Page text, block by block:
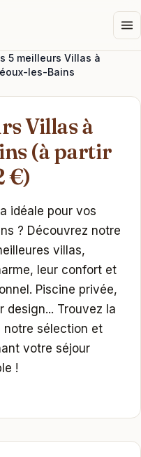
5 meilleurs Villas à
les-Bains
Villas à
(à partir
€)
idéale pour vos
? Découvrez notre
villas,
leur confort et
Piscine privée,
design... Trouvez la
notre sélection et
votre séjour
!